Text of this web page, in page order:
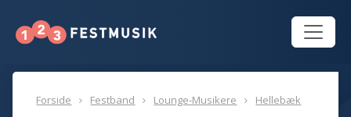
Forside Festband Lounge-Musikere Hellebæk